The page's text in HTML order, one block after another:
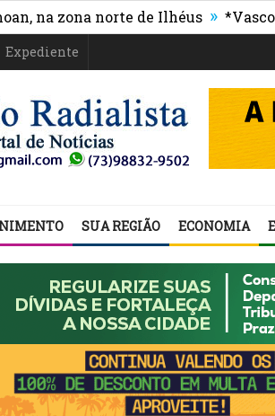
norte de Ilhéus » *Vasco
Expediente
SUA REGIÃO ECONOMIA